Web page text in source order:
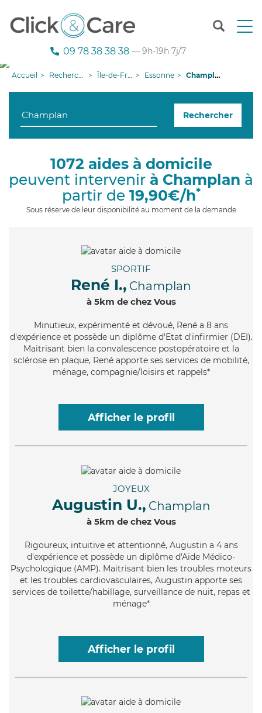
T
n
g
i
09 78 38 38 38 — 9h-19h 7j/7
Accueil Recherche aide à domicile Île-de-France Essonne Champlan
Rechercher
1072 aides à domicile
peuvent intervenir à Champlan à
partir de 19,90€/h*
Sous réserve de leur disponibilité au moment de la demande
SPORTIF
René I., Champlan
à 5km de chez Vous
Minutieux, expérimenté et dévoué, René a 8 ans
d'expérience et possède un diplôme d'Etat d'infirmier (DEI).
Maitrisant bien la convalescence postopératoire et la
sclérose en plaque, René apporte ses services de mobilité,
ménage, compagnie/loisirs et rappels*
Afficher le profil
JOYEUX
Augustin U., Champlan
à 5km de chez Vous
Rigoureux, intuitive et attentionné, Augustin a 4 ans
d'expérience et possède un diplôme d'Aide Médico-
Psychologique (AMP). Maitrisant bien les troubles moteurs
et les troubles cardiovasculaires, Augustin apporte ses
services de toilette/habillage, surveillance de nuit, repas et
ménage*
Afficher le profil